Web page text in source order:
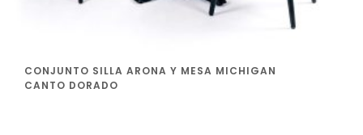
CONJUNTO SILLA ARONA Y MESA MICHIGAN
CANTO DORADO